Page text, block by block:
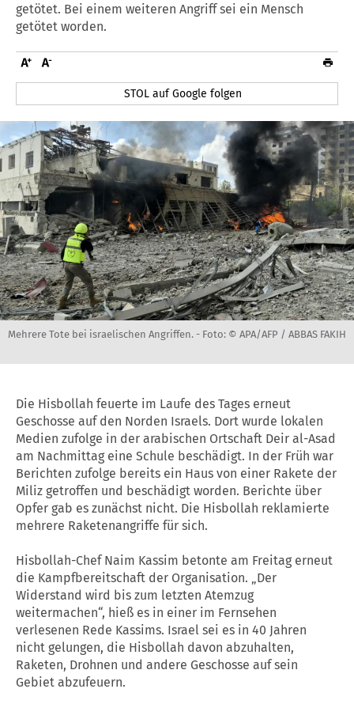
getötet. Bei einem weiteren Angriff sei ein Mensch
getötet worden.
STOL auf Google folgen
Mehrere Tote bei israelischen Angriffen. - Foto: © APA/AFP / ABBAS FAKIH
Die Hisbollah feuerte im Laufe des Tages erneut
Geschosse auf den Norden Israels. Dort wurde lokalen
Medien zufolge in der arabischen Ortschaft Deir al-Asad
am Nachmittag eine Schule beschädigt. In der Früh war
Berichten zufolge bereits ein Haus von einer Rakete der
Miliz getroffen und beschädigt worden. Berichte über
Opfer gab es zunächst nicht. Die Hisbollah reklamierte
mehrere Raketenangriffe für sich.
Hisbollah-Chef Naim Kassim betonte am Freitag erneut
die Kampfbereitschaft der Organisation. „Der
Widerstand wird bis zum letzten Atemzug
weitermachen“, hieß es in einer im Fernsehen
verlesenen Rede Kassims. Israel sei es in 40 Jahren
nicht gelungen, die Hisbollah davon abzuhalten,
Raketen, Drohnen und andere Geschosse auf sein
Gebiet abzufeuern.